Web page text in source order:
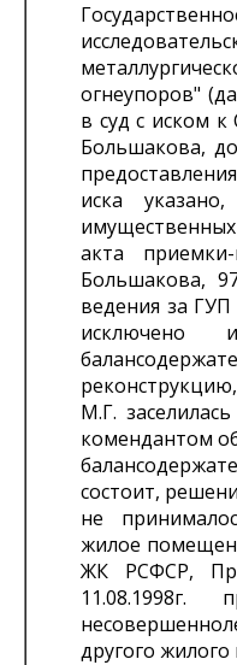
огнеупоров"
в суд с иском
Большакова,
иска
акта
Большакова,
ведения за
М.Г.
комендантом
состоит,
не
жилое
ЖК РСФСР,
другого